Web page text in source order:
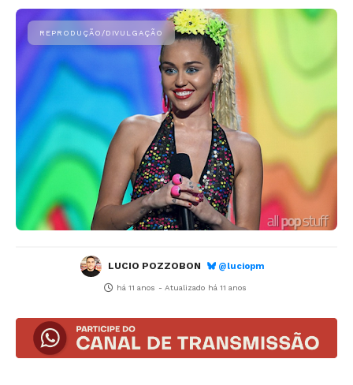
LUCIO POZZOBON @luciopm
há 11 anos - Atualizado há 11 anos